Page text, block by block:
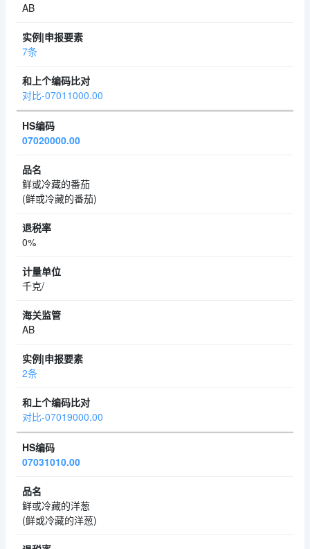
AB
7条
对比-07011000.00
07020000.00
鲜或冷藏的番茄
(鲜或冷藏的番茄)
0%
千克/
AB
2条
对比-07019000.00
07031010.00
鲜或冷藏的洋葱
(鲜或冷藏的洋葱)